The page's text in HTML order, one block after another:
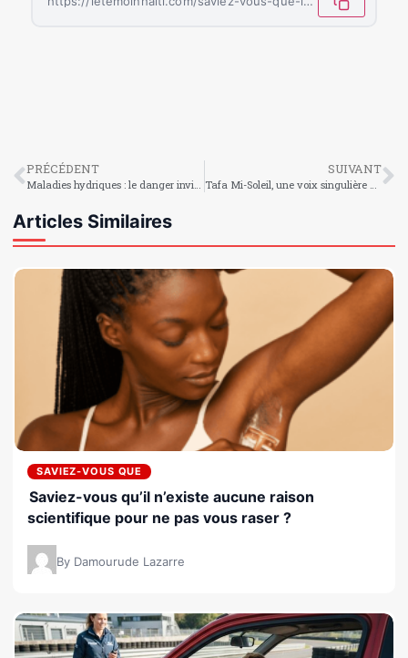
PRÉCÉDENT
Maladies hydriques : le danger invisible qui circule dans l’eau contaminée
SUIVANT
Tafa Mi-Soleil, une voix singulière qui illumine la culture haïtienne
Articles Similaires
SAVIEZ-VOUS QUE
Saviez-vous qu’il n’existe aucune raison
scientifique pour ne pas vous raser ?
By Damourude Lazarre